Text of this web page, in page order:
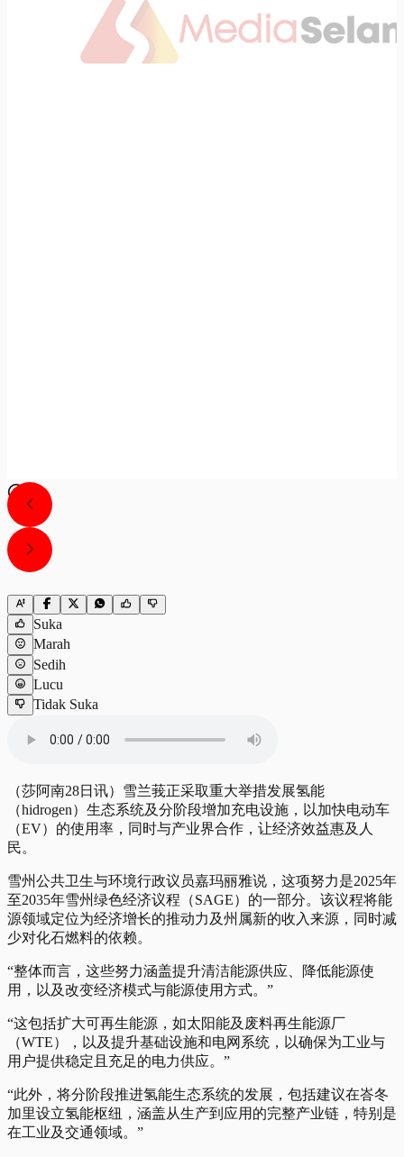
Suka
Marah
Sedih
Lucu
Tidak Suka
（莎阿南28日讯）雪兰莪正采取重大举措发展氢能
（hidrogen）生态系统及分阶段增加充电设施，以加快电动车
（EV）的使用率，同时与产业界合作，让经济效益惠及人
民。
雪州公共卫生与环境行政议员嘉玛丽雅说，这项努力是2025年
至2035年雪州绿色经济议程（SAGE）的一部分。该议程将能
源领域定位为经济增长的推动力及州属新的收入来源，同时减
少对化石燃料的依赖。
“整体而言，这些努力涵盖提升清洁能源供应、降低能源使
用，以及改变经济模式与能源使用方式。”
“这包括扩大可再生能源，如太阳能及废料再生能源厂
（WTE），以及提升基础设施和电网系统，以确保为工业与
用户提供稳定且充足的电力供应。”
“此外，将分阶段推进氢能生态系统的发展，包括建议在峇冬
加里设立氢能枢纽，涵盖从生产到应用的完整产业链，特别是
在工业及交通领域。”